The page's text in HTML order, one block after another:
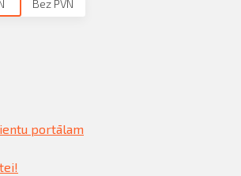
Bez PVN
portālam